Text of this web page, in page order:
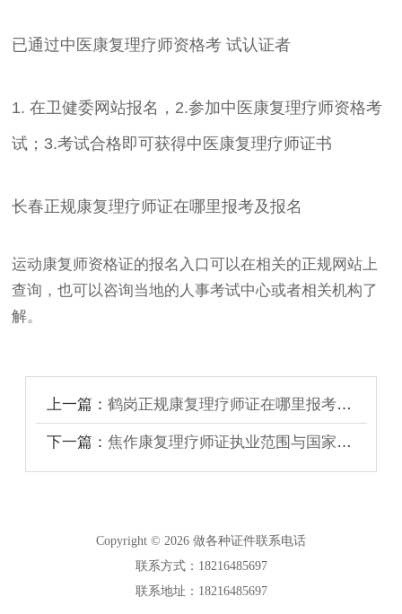
已通过中医康复理疗师资格考 试认证者
1. 在卫健委网站报名，2.参加中医康复理疗师资格考
试；3.考试合格即可获得中医康复理疗师证书
长春正规康复理疗师证在哪里报考及报名
运动康复师资格证的报名入口可以在相关的正规网站上
查询，也可以咨询当地的人事考试中心或者相关机构了
解。
上一篇：鹤岗正规康复理疗师证在哪里报考及报名
下一篇：焦作康复理疗师证执业范围与国家认可度
Copyright © 2026 做各种证件联系电话
联系方式：18216485697
联系地址：18216485697